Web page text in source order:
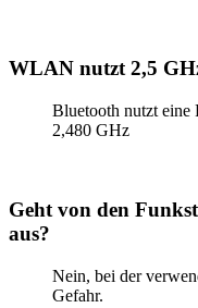
WLAN nutzt 2,5
Bluetooth nutzt eine
2,480 GHz
Geht von den
aus?
Nein, bei der
Gefahr.